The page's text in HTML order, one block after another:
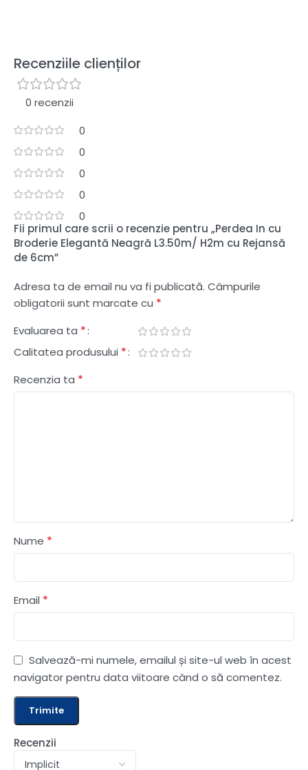
Recenziile clienților
0 recenzii
0
0
0
0
0
Recenzii
Fii primul care scrii o recenzie pentru „Perdea In cu
Broderie Elegantă Neagră L3.50m/ H2m cu Rejansă
de 6cm”
Adresa ta de email nu va fi publicată. Câmpurile
obligatorii sunt marcate cu *
Evaluarea ta *
Calitatea produsului *
Recenzia ta *
Nume *
Email *
Salvează-mi numele, emailul și site-ul web în acest
navigator pentru data viitoare când o să comentez.